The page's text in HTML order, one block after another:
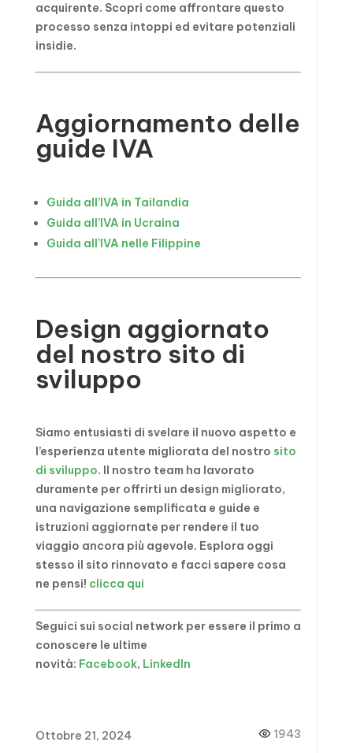
acquirente. Scopri come affrontare questo
processo senza intoppi ed evitare potenziali
insidie.
Aggiornamento delle
guide IVA
Guida all’IVA in Tailandia
Guida all’IVA in Ucraina
Guida all’IVA nelle Filippine
Design aggiornato
del nostro sito di
sviluppo
Siamo entusiasti di svelare il nuovo aspetto e
l’esperienza utente migliorata del nostro sito
di sviluppo. Il nostro team ha lavorato
duramente per offrirti un design migliorato,
una navigazione semplificata e guide e
istruzioni aggiornate per rendere il tuo
viaggio ancora più agevole. Esplora oggi
stesso il sito rinnovato e facci sapere cosa
ne pensi! clicca qui
Seguici sui social network per essere il primo a
conoscere le ultime
novità: Facebook, LinkedIn
Ottobre 21, 2024 1943